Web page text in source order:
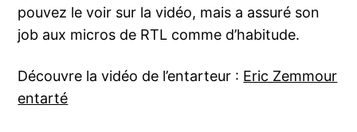
pouvez le voir sur la vidéo, mais a assuré son
job aux micros de RTL comme d’habitude.
Découvre la vidéo de l’entarteur : Eric Zemmour
entarté